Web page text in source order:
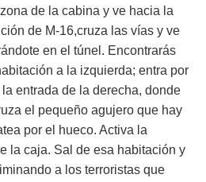
de la cabina y ve hacia la
de M-16,cruza las vías y ve
en el túnel. Encontrarás
a la izquierda; entra por
entrada de la derecha, donde
el pequeño agujero que hay
por el hueco. Activa la
la caja. Sal de esa habitación y
a los terroristas que